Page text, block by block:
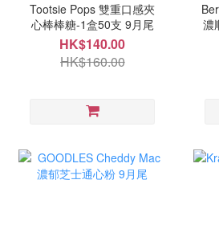
Tootsie Pops 雙重口感夾
心棒棒糖-1盒50支 9月尾
HK$140.00
HK$160.00
濃